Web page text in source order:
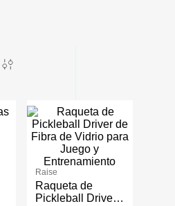
Raise
Raqueta de
Pickleball Driver